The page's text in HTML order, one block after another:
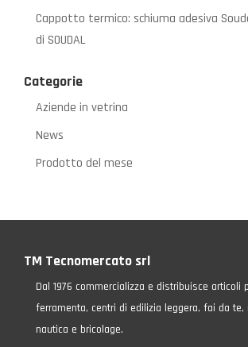
Cappotto termico: schiuma adesiva
di SOUDAL
Categorie
Aziende in vetrina
News
Prodotto del mese
TM Tecnomercato srl
Dal 1976 commercializza e distribuisce articoli
ferramenta, centri di edilizia leggera, fai da te,
nautica e bricolage.